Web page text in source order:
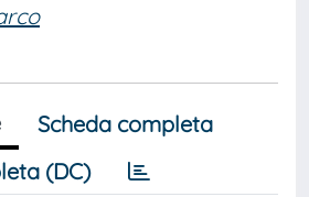
Scheda completa
(DC)